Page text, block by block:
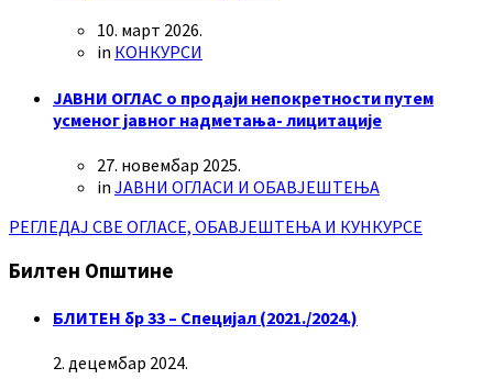
10. март 2026.
in КОНКУРСИ
ЈАВНИ ОГЛАС о продаји непокретности путем
усменог јавног надметања- лицитације
27. новембар 2025.
in ЈАВНИ ОГЛАСИ И ОБАВЈЕШТЕЊА
РЕГЛЕДАЈ СВЕ ОГЛАСЕ, ОБАВЈЕШТЕЊА И КУНКУРСЕ
Билтен Општине
БЛИТЕН бр 33 – Специјал (2021./2024.)
2. децембар 2024.